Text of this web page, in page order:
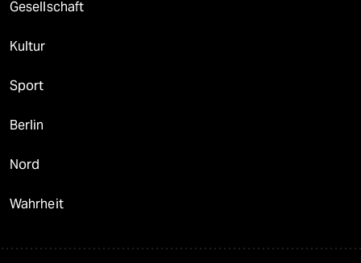
Gesellschaft
Kultur
Sport
Berlin
Nord
Wahrheit